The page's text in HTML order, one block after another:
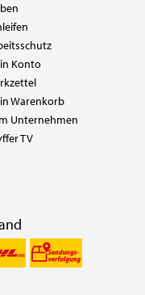
Konto
Warenkorb
Unternehmen
TV